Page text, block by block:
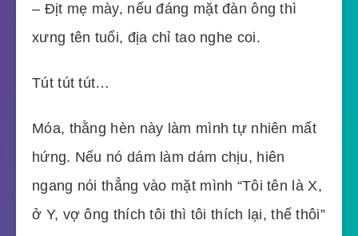
– Địt mẹ mày, nếu đáng mặt đàn ông thì
xưng tên tuổi, địa chỉ tao nghe coi.
Tút tút tút…
Móa, thằng hèn này làm mình tự nhiên mất
hứng. Nếu nó dám làm dám chịu, hiên
ngang nói thẳng vào mặt mình “Tôi tên là X,
ở Y, vợ ông thích tôi thì tôi thích lại, thế thôi”